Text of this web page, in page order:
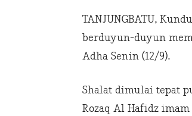
TANJUNGBATU,
berduyun-duyun
Adha Senin (12/9).
Shalat dimulai tepat
Rozaq Al Hafidz